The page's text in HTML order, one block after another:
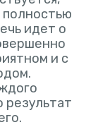
идет о
и с
результат